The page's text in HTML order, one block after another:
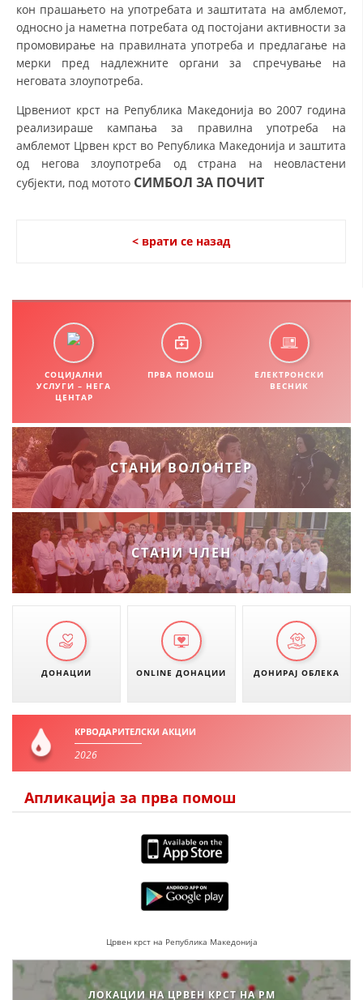
кон прашањето на употребата и заштитата на амблемот,
односно ја наметна потребата од постојани активности за
промовирање на правилната употреба и предлагање на
мерки пред надлежните органи за спречување на
неговата злоупотреба.
Црвениот крст на Република Македонија во 2007 година
реализираше кампања за правилна употреба на
амблемот Црвен крст во Република Македонија и заштита
од негова злоупотреба од страна на неовластени
субјекти, под мотото СИМБОЛ ЗА ПОЧИТ
< врати се назад
СОЦИЈАЛНИ
УСЛУГИ – НЕГА
ЦЕНТАР
ПРВА ПОМОШ
ЕЛЕКТРОНСКИ
ВЕСНИК
СТАНИ ВОЛОНТЕР
СТАНИ ЧЛЕН
ДОНАЦИИ ONLINE ДОНАЦИИ ДОНИРАЈ ОБЛЕКА
КРВОДАРИТЕЛСКИ АКЦИИ
2026
Апликација за прва помош
Црвен крст на Република Македонија
ЛОКАЦИИ НА ЦРВЕН КРСТ НА РМ